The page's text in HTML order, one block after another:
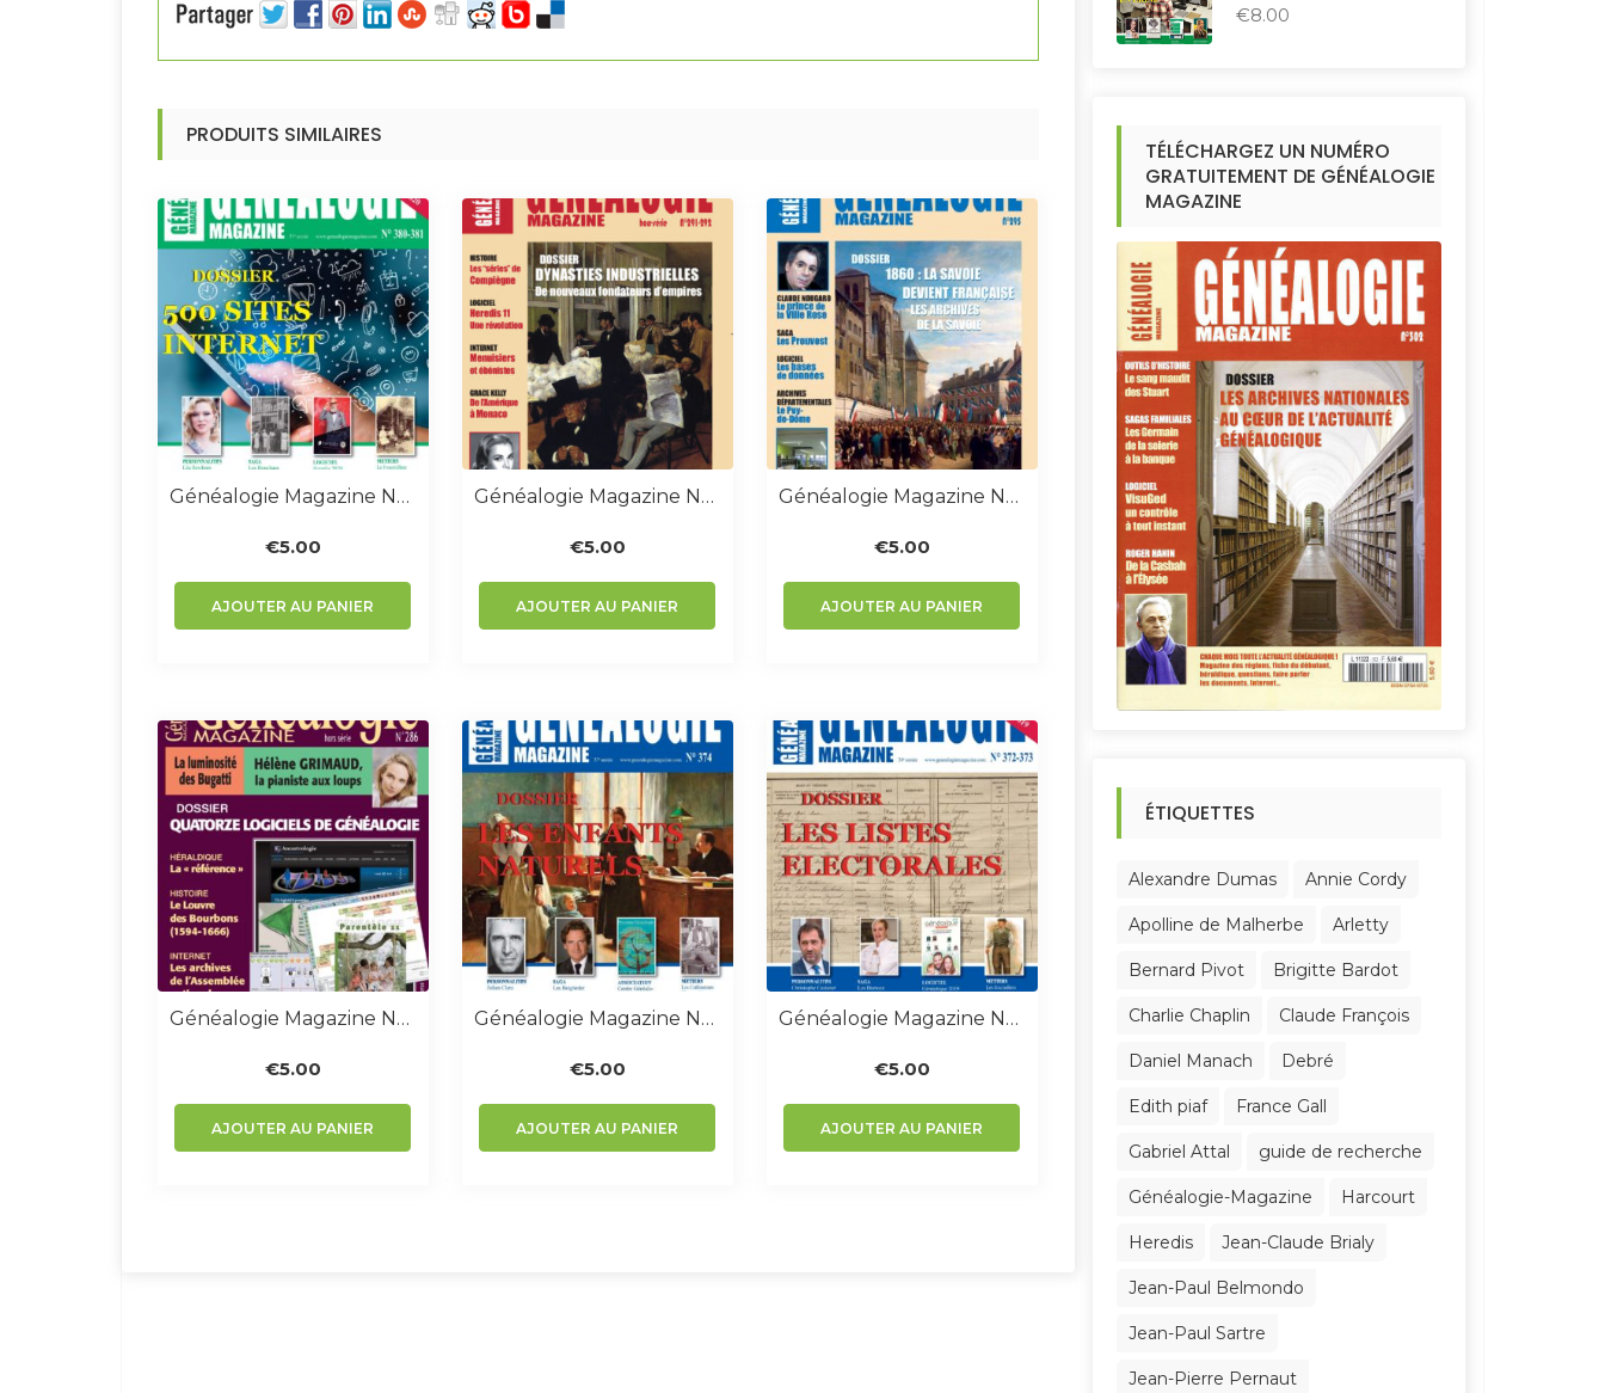
PRODUITS SIMILAIRES
Généalogie Magazine N° 380-381
€5.00
AJOUTER AU PANIER
Généalogie Magazine N° 291-292
€5.00
AJOUTER AU PANIER
Généalogie Magazine N° 295
€5.00
AJOUTER AU PANIER
Généalogie Magazine N° 286
€5.00
AJOUTER AU PANIER
Généalogie Magazine N° 374
€5.00
AJOUTER AU PANIER
Généalogie Magazine N° 372-373
€5.00
AJOUTER AU PANIER
€8.00
TÉLÉCHARGEZ UN NUMÉRO
GRATUITEMENT DE GÉNÉALOGIE
MAGAZINE
ÉTIQUETTES
Alexandre Dumas Annie Cordy
Apolline de Malherbe Arletty
Bernard Pivot Brigitte Bardot
Charlie Chaplin Claude François
Daniel Manach Debré
Edith piaf France Gall
Gabriel Attal guide de recherche
Généalogie-Magazine Harcourt
Heredis Jean-Claude Brialy
Jean-Paul Belmondo
Jean-Paul Sartre
Jean-Pierre Pernaut